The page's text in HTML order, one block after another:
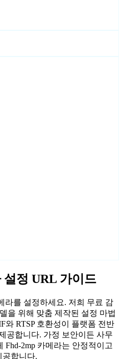
설정 URL 가이드
라를 설정하세요. 저희 무료 감
을 위해 맞춤 제작된 설정 마법
와 RTSP 호환성이 플랫폼 전반
공합니다. 가정 보안이든 사무
Fhd-2mp 카메라는 안정적이고
공합니다.